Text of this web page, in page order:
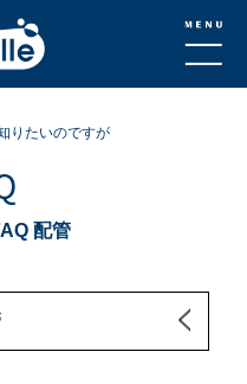
りたいのですが
配管